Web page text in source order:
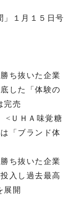
」１月１５日号
ち抜いた企業
した「体験の
完売
ＵＨＡ味覚糖
「ブランド体
ち抜いた企業
入し過去最高
展開